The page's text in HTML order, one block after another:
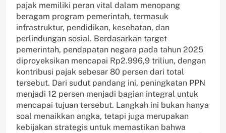
pajak memiliki peran vital dalam menopang
beragam program pemerintah, termasuk
infrastruktur, pendidikan, kesehatan, dan
perlindungan sosial. Berdasarkan target
pemerintah, pendapatan negara pada tahun 2025
diproyeksikan mencapai Rp2.996,9 triliun, dengan
kontribusi pajak sebesar 80 persen dari total
tersebut. Dari sudut pandang ini, peningkatan PPN
menjadi 12 persen menjadi bagian integral untuk
mencapai tujuan tersebut. Langkah ini bukan hanya
soal menaikkan angka, tetapi juga merupakan
kebijakan strategis untuk memastikan bahwa